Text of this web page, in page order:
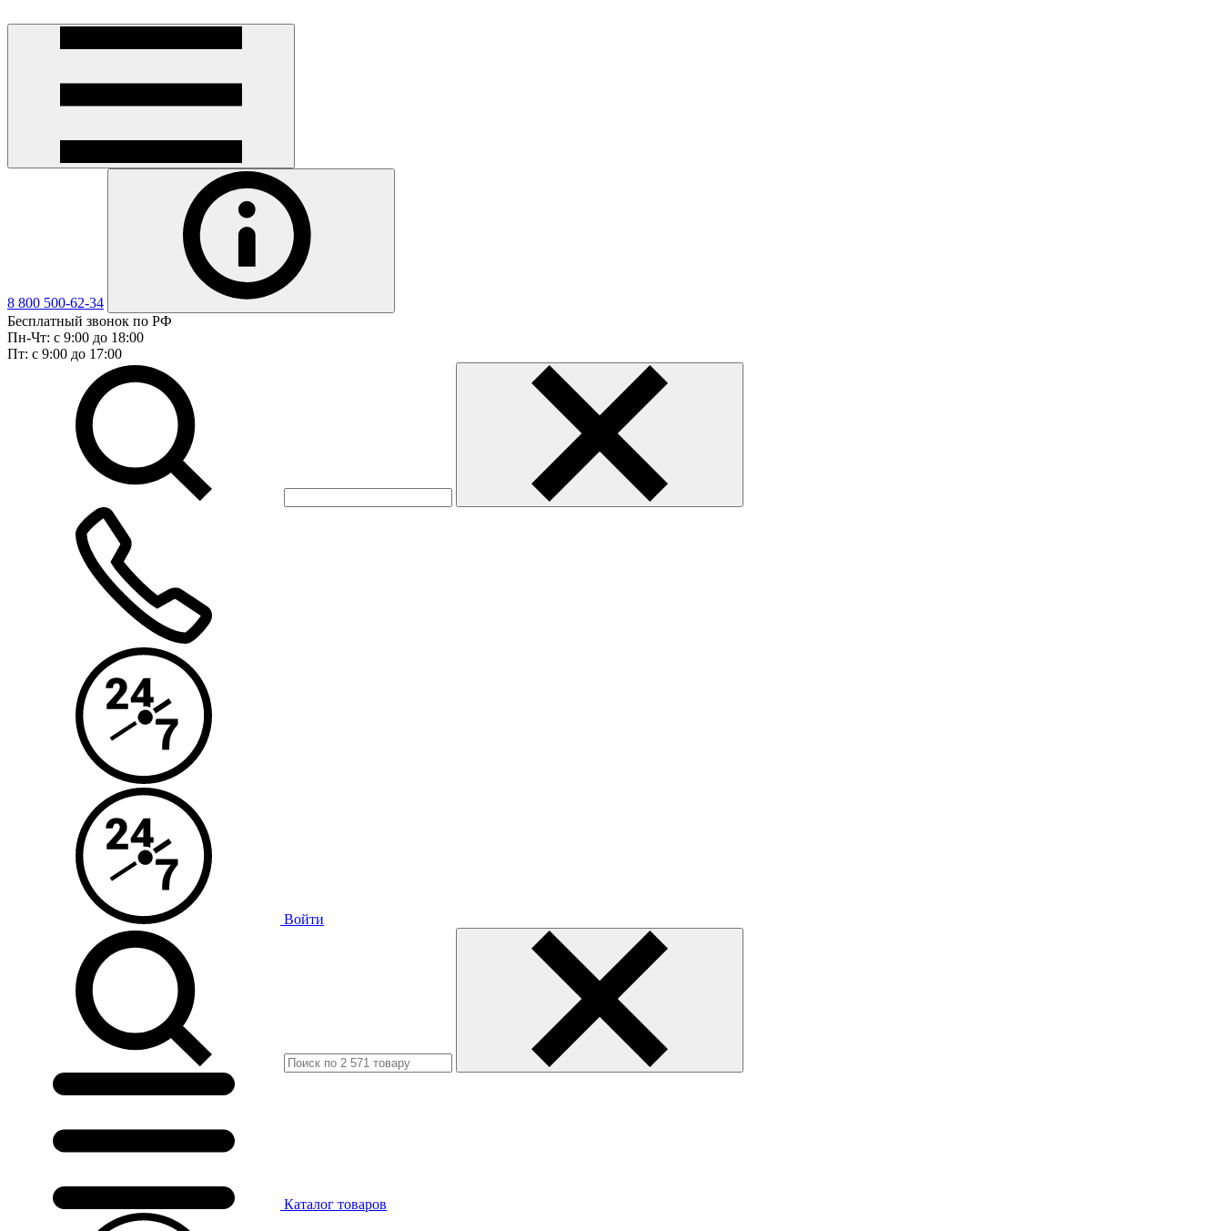
8 800 500-62-34
Бесплатный звонок по РФ
Пн-Чт: с 9:00 до 18:00
Пт: с 9:00 до 17:00
Войти
Каталог товаров